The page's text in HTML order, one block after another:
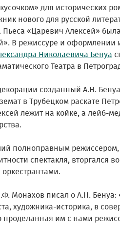
для исторических
нового для русской
«Царевич Алексей»
В режиссуре и оформлении
Николаевича Бенуа
Театра в
созданный А.Н. Бенуа
в Трубецком раскате
лежит на койке, а лейб-
полноправным режиссером,
спектакля, вторгался
Монахов писал о А.Н.
художника-историка, в
им с нами